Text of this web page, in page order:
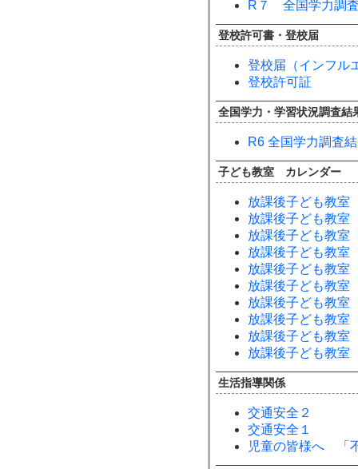
R７ 全国学力調
登校許可書・登校届
登校届（インフル
登校許可証
全国学力・学習状況調査結
R6 全国学力調査
子ども教室 カレンダー
放課後子ども教
放課後子ども教
放課後子ども教
放課後子ども教
放課後子ども教
放課後子ども教
放課後子ども教
放課後子ども教
放課後子ども教
放課後子ども教
生活指導関係
交通安全２
交通安全１
児童の皆様へ 「